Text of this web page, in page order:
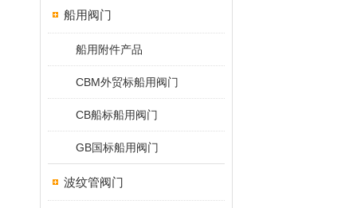
船用阀门
船用附件产品
CBM外贸标船用阀门
CB船标船用阀门
GB国标船用阀门
波纹管阀门